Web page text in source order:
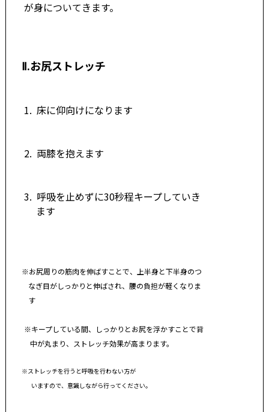
が身についてきます。
Ⅱ.お尻ストレッチ
1. 床に仰向けになります
2. 両膝を抱えます
3. 呼吸を止めずに30秒程キープしていき
ます
※お尻周りの筋肉を伸ばすことで、上半身と下半身のつ
なぎ目がしっかりと伸ばされ、腰の負担が軽くなりま
す
※キープしている間、しっかりとお尻を浮かすことで背
中が丸まり、ストレッチ効果が高まります。
※ストレッチを行うと呼吸を行わない方が
いますので、意識しながら行ってください。